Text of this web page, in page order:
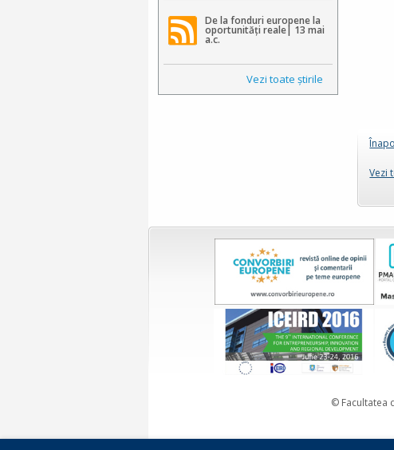
De la fonduri europene la
oportunități reale| 13 mai
a.c.
Vezi toate ştirile
Vezi
© Facultatea